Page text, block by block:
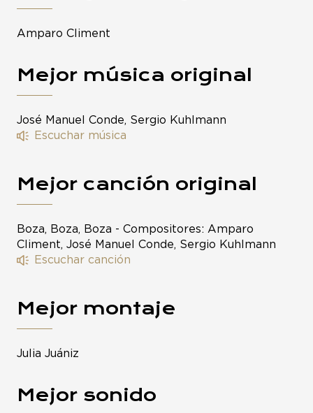
Amparo Climent
Mejor música original
José Manuel Conde, Sergio Kuhlmann
Escuchar música
Mejor canción original
Boza, Boza, Boza - Compositores: Amparo
Climent, José Manuel Conde, Sergio Kuhlmann
Escuchar canción
Mejor montaje
Julia Juániz
Mejor sonido